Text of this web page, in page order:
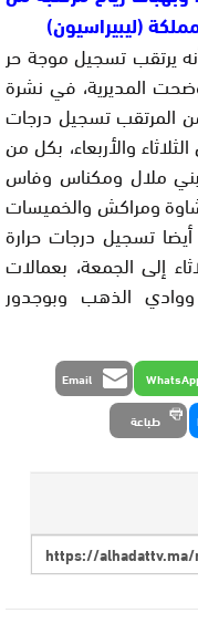
(ليبيراسيون)
يرتقب تسجيل موجة حر
المديرية، في نشرة
المرتقب تسجيل درجات
و44 درجة، يومي الثلاثاء والأربعاء، بكل من
وبني ملال ومكناس وفاس
ومراكش والخميسات
تسجيل درجات حرارة
من الثلاثاء إلى الجمعة، بعمالات
ووادي الذهب وبوجدور
Email
طباعة